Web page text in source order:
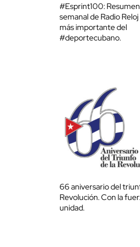
#Esprint100: Resumen
semanal de Radio
más importante del
#deportecubano.
66 aniversario del
Revolución. Con la
unidad.